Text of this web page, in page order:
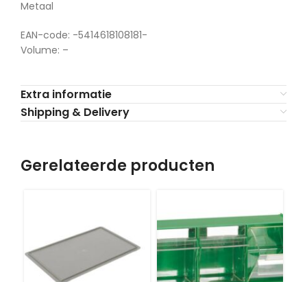
Metaal
EAN-code: -5414618108181-
Volume: –
Extra informatie
Shipping & Delivery
Gerelateerde producten